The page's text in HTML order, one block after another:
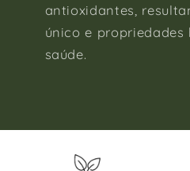
antioxidantes,
único e
saúde.